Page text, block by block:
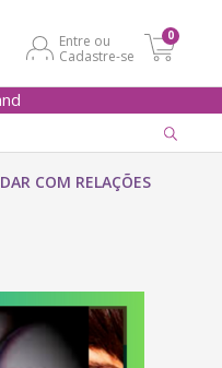
Entre ou
Cadastre-se
0
COM RELAÇÕES